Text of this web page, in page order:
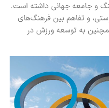
و جامعه جهانی داشته است.
و تفاهم بین فرهنگ‌های
به توسعه ورزش در